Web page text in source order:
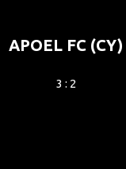
APOEL FC (CY)
3 : 2